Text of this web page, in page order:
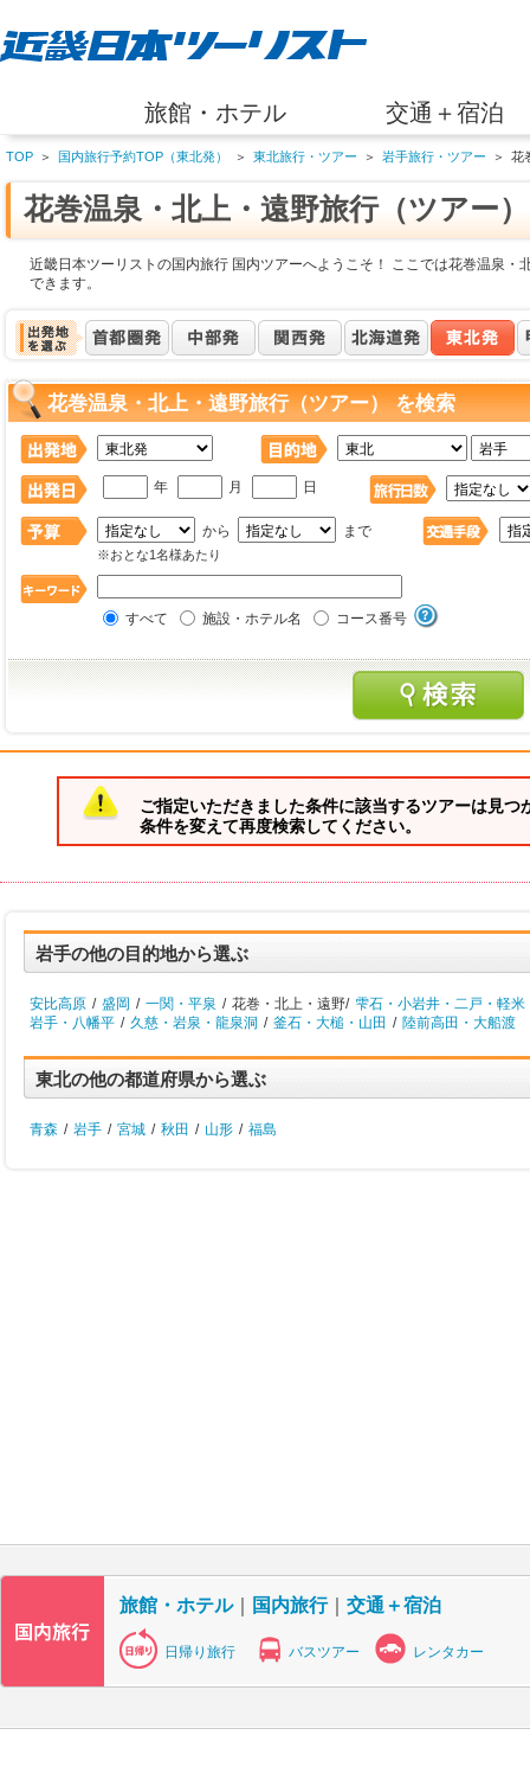
旅館・ホテル 交通＋宿泊
TOP ＞ 国内旅行予約TOP（東北発） ＞ 東北旅行・ツアー ＞ 岩手旅行・ツアー ＞ 花
花巻温泉・北上・遠野旅行（ツアー
近畿日本ツーリストの国内旅行 国内ツアーへようこそ！ ここでは花巻温泉・
できます。
花巻温泉・北上・遠野旅行（ツアー） を検索
年 月 日
から まで
※おとな1名様あたり
すべて 施設・ホテル名 コース番号
ご指定いただきました条件に該当するツアーは見つ
条件を変えて再度検索してください。
岩手の他の目的地から選ぶ
安比高原 / 盛岡 / 一関・平泉 / 花巻・北上・遠野/ 雫石・小岩井・二戸・軽米
岩手・八幡平 / 久慈・岩泉・龍泉洞 / 釜石・大槌・山田 / 陸前高田・大船渡
東北の他の都道府県から選ぶ
青森 / 岩手 / 宮城 / 秋田 / 山形 / 福島
旅館・ホテル｜ 国内旅行｜ 交通＋宿泊
日帰り旅行 バスツアー レンタカー